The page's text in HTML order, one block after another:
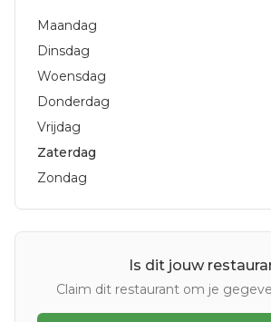
Maandag
Dinsdag
Woensdag
Donderdag
Vrijdag
Zaterdag
Zondag
Is dit jouw
Claim dit restaurant om je